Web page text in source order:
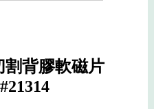
割背膠軟磁片